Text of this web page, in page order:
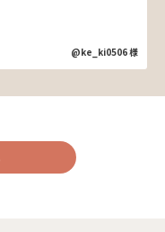
@ke_ki0506 様